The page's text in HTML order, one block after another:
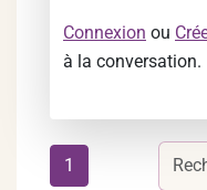
Connexion ou
à la conversation.
1